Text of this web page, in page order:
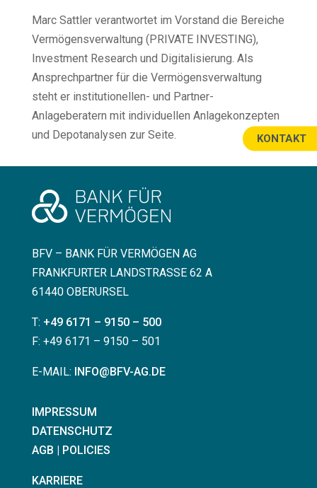
Marc Sattler verantwortet im Vorstand die Bereiche
Vermögensverwaltung (PRIVATE INVESTING),
Investment Research und Digitalisierung. Als
Ansprechpartner für die Vermögensverwaltung
steht er institutionellen- und Partner-
Anlageberatern mit individuellen Anlagekonzepten
und Depotanalysen zur Seite.
KONTAKT
BFV – BANK FÜR VERMÖGEN AG
FRANKFURTER LANDSTRASSE 62 A
61440 OBERURSEL
T: +49 6171 – 9150 – 500
F: +49 6171 – 9150 – 501
E-MAIL: INFO@BFV-AG.DE
IMPRESSUM
DATENSCHUTZ
AGB | POLICIES
KARRIERE